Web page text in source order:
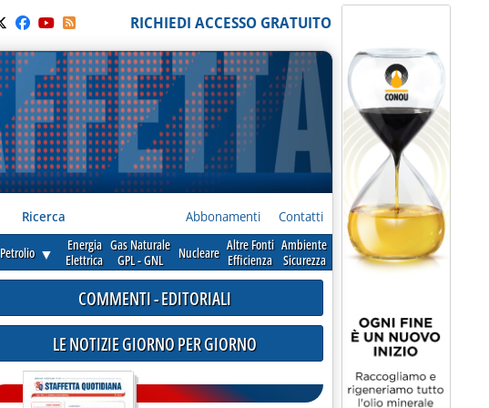
RICHIEDI ACCESSO GRATUITO
Ricerca Abbonamenti Contatti
Petrolio ▼
Energia
Elettrica
Gas Naturale
GPL - GNL
Nucleare Altre Fonti
Efficienza
Ambiente
Sicurezza
COMMENTI - EDITORIALI
LE NOTIZIE GIORNO PER GIORNO